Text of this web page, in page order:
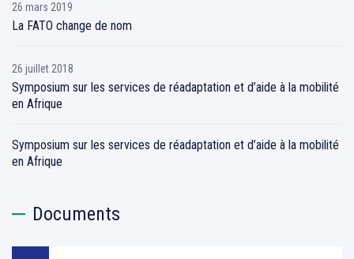
26 mars 2019
La FATO change de nom
26 juillet 2018
Symposium sur les services de réadaptation et d’aide à la mobilité
en Afrique
Symposium sur les services de réadaptation et d’aide à la mobilité
en Afrique
Documents